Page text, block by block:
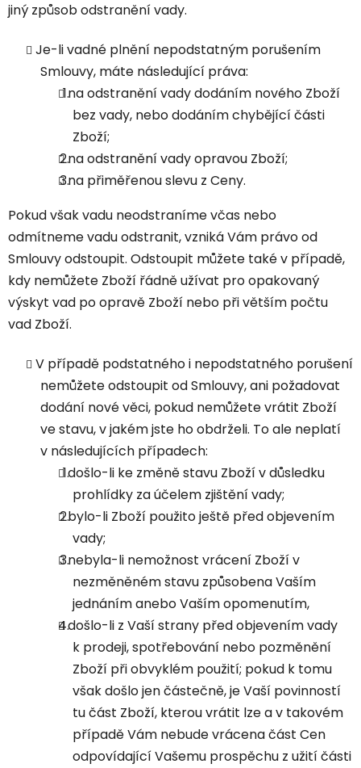
jiný způsob odstranění vady.
Je-li vadné plnění nepodstatným porušením
Smlouvy, máte následující práva:
na odstranění vady dodáním nového Zboží
bez vady, nebo dodáním chybějící části
Zboží;
na odstranění vady opravou Zboží;
na přiměřenou slevu z Ceny.
Pokud však vadu neodstraníme včas nebo
odmítneme vadu odstranit, vzniká Vám právo od
Smlouvy odstoupit. Odstoupit můžete také v případě,
kdy nemůžete Zboží řádně užívat pro opakovaný
výskyt vad po opravě Zboží nebo při větším počtu
vad Zboží.
V případě podstatného i nepodstatného porušení
nemůžete odstoupit od Smlouvy, ani požadovat
dodání nové věci, pokud nemůžete vrátit Zboží
ve stavu, v jakém jste ho obdrželi. To ale neplatí
v následujících případech:
došlo-li ke změně stavu Zboží v důsledku
prohlídky za účelem zjištění vady;
bylo-li Zboží použito ještě před objevením
vady;
nebyla-li nemožnost vrácení Zboží v
nezměněném stavu způsobena Vaším
jednáním anebo Vaším opomenutím,
došlo-li z Vaší strany před objevením vady
k prodeji, spotřebování nebo pozměnění
Zboží při obvyklém použití; pokud k tomu
však došlo jen částečně, je Vaší povinností
tu část Zboží, kterou vrátit lze a v takovém
případě Vám nebude vrácena část Cen
odpovídající Vašemu prospěchu z užití části